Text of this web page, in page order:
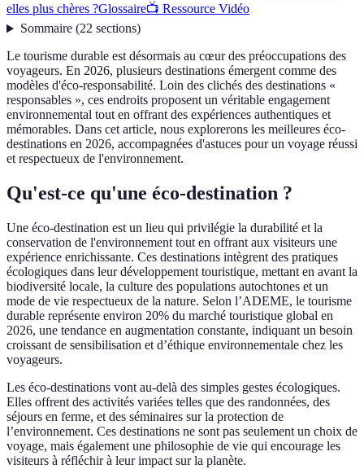
elles plus chères ?Glossaire📺 Ressource Vidéo
Sommaire(22 sections)
Le tourisme durable est désormais au cœur des préoccupations des
voyageurs. En 2026, plusieurs destinations émergent comme des
modèles d'éco-responsabilité. Loin des clichés des destinations «
responsables », ces endroits proposent un véritable engagement
environnemental tout en offrant des expériences authentiques et
mémorables. Dans cet article, nous explorerons les meilleures éco-
destinations en 2026, accompagnées d'astuces pour un voyage réussi
et respectueux de l'environnement.
Qu'est-ce qu'une éco-destination ?
Une éco-destination est un lieu qui privilégie la durabilité et la
conservation de l'environnement tout en offrant aux visiteurs une
expérience enrichissante. Ces destinations intègrent des pratiques
écologiques dans leur développement touristique, mettant en avant la
biodiversité locale, la culture des populations autochtones et un
mode de vie respectueux de la nature. Selon l’ADEME, le tourisme
durable représente environ 20% du marché touristique global en
2026, une tendance en augmentation constante, indiquant un besoin
croissant de sensibilisation et d’éthique environnementale chez les
voyageurs.
Les éco-destinations vont au-delà des simples gestes écologiques.
Elles offrent des activités variées telles que des randonnées, des
séjours en ferme, et des séminaires sur la protection de
l’environnement. Ces destinations ne sont pas seulement un choix de
voyage, mais également une philosophie de vie qui encourage les
visiteurs à réfléchir à leur impact sur la planète.